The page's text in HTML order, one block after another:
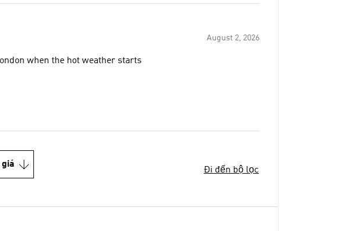
August 2, 2026
when the hot weather starts
Đi đến bộ lọc